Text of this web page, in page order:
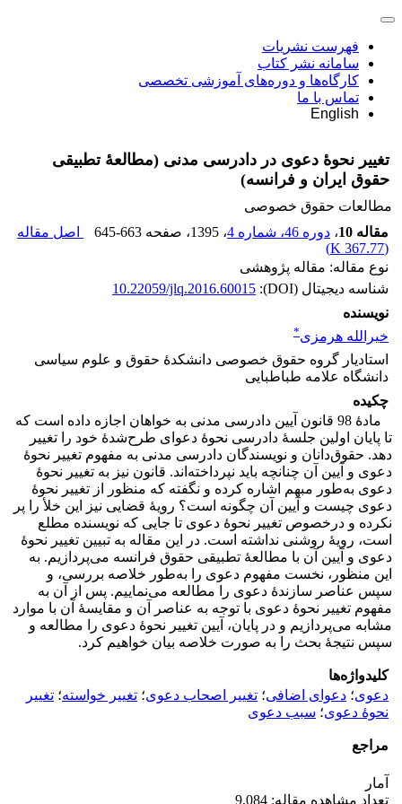
فهرست نشریات
سامانه نشر کتاب
کارگاه‌ها و دوره‌های آموزشی تخصصی
تماس با ما
English
تغییر نحوۀ دعوی در دادرسی مدنی (مطالعۀ تطبیقی
حقوق ایران و فرانسه)
مطالعات حقوق خصوصی
مقاله 10
، دوره 46، شماره 4 ، 1395 ، صفحه 645-663
اصل مقاله
(
367.77 K
)
نوع مقاله: مقاله پژوهشی
شناسه دیجیتال (DOI):
10.22059/jlq.2016.60015
نویسنده
خیرالله هرمزی*
استادیار گروه حقوق خصوصی دانشکدۀ حقوق و علوم سیاسی
دانشگاه علامه طباطبایی
چکیده
مادۀ 98 قانون آیین دادرسی مدنی به خواهان اجازه داده است که
تا پایان اولین جلسۀ دادرسی نحوۀ دعوای طرح‌شدۀ خود را تغییر
دهد. حقوق‌دانان و نویسندگان دادرسی مدنی به مفهوم تغییر نحوۀ
دعوی و آیین آن چنانچه باید نپرداخته‌اند. قانون نیز به تغییر نحوۀ
دعوی به‌طور مبهم اشاره کرده و نگفته که منظور از تغییر نحوۀ
دعوی چیست و آیین آن چگونه است؟ رویۀ قضایی نیز این خلأ را پر
نکرده و درخصوص تغییر نحوۀ دعوی تا جایی که نویسنده مطلع
است، رویۀ روشنی نداشته است. در این مقاله به تبیین تغییر نحوۀ
دعوی و آیین آن با مطالعۀ تطبیقی حقوق فرانسه می‌پردازیم. به
این منظور، نخست مفهوم دعوی را به‌طور خلاصه بررسی، و
سپس عناصر سازندۀ دعوی را مطالعه می‌نماییم. پس از آن به
مفهوم تغییر نحوۀ دعوی با توجه به عناصر آن و مقایسۀ آن با موارد
مشابه می‌پردازیم و در پایان، آیین تغییر نحوۀ دعوی را مطالعه و
سپس نتیجۀ بحث را به صورت خلاصه بیان خواهیم کرد.
کلیدواژه‌ها
دعوی؛ دعوای اضافی؛ تغییر اصحاب دعوی؛ تغییر خواسته؛ تغییر
نحوۀ دعوی؛ سبب دعوی
مراجع
آمار
تعداد مشاهده مقاله: 9,084